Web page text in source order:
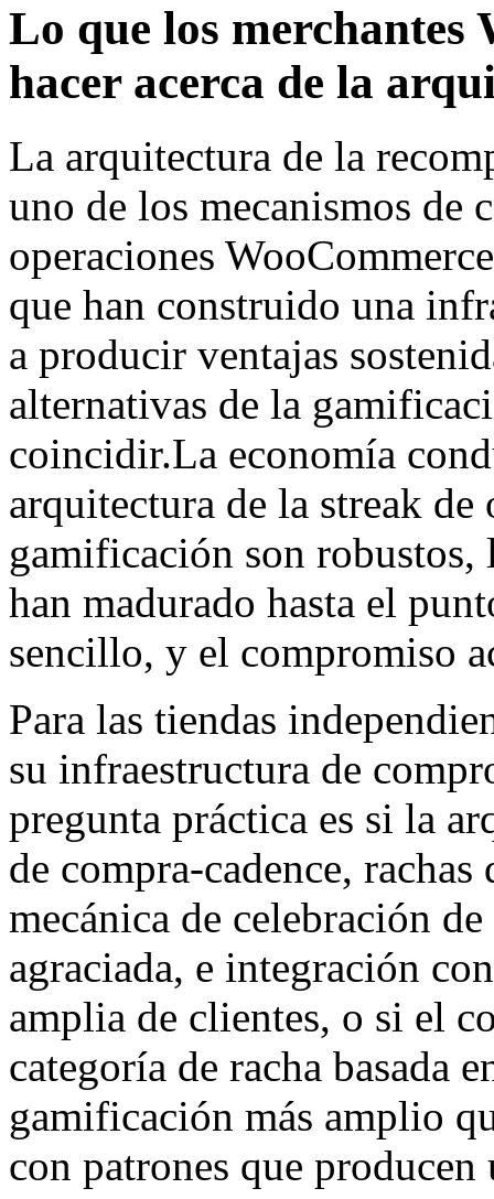
Lo que los merchantes
hacer acerca de la
La arquitectura de la
uno de los mecanismos de
operaciones
que han construido una
a producir ventajas
alternativas de la
coincidir.La economía
arquitectura de la streak
gamificación son robustos,
han madurado hasta el
sencillo, y el compromiso
Para las tiendas
su infraestructura de
pregunta práctica es si la
de compra-cadence,
mecánica de celebración
agraciada, e integración
amplia de clientes, o si el
categoría de racha basada
gamificación más amplio
con patrones que producen